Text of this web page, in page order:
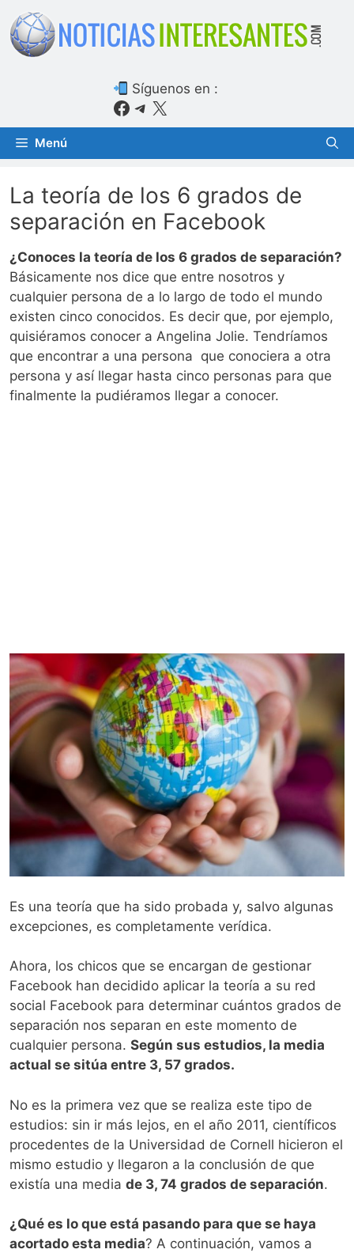
Saltar
contenido
Síguenos en :
Facebook
Telegram
X
Menú
La teoría de los 6 grados de
separación en Facebook
¿Conoces la teoría de los 6 grados de separación?
Básicamente nos dice que entre nosotros y
cualquier persona de a lo largo de todo el mundo
existen cinco conocidos. Es decir que, por ejemplo,
quisiéramos conocer a Angelina Jolie. Tendríamos
que encontrar a una persona que conociera a otra
persona y así llegar hasta cinco personas para que
finalmente la pudiéramos llegar a conocer.
Es una teoría que ha sido probada y, salvo algunas
excepciones, es completamente verídica.
Ahora, los chicos que se encargan de gestionar
Facebook han decidido aplicar la teoría a su red
social Facebook para determinar cuántos grados de
separación nos separan en este momento de
cualquier persona. Según sus estudios, la media
actual se sitúa entre 3, 57 grados.
No es la primera vez que se realiza este tipo de
estudios: sin ir más lejos, en el año 2011, científicos
procedentes de la Universidad de Cornell hicieron el
mismo estudio y llegaron a la conclusión de que
existía una media de 3, 74 grados de separación.
¿Qué es lo que está pasando para que se haya
acortado esta media? A continuación, vamos a